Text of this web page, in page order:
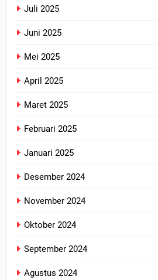
Juli 2025
Juni 2025
Mei 2025
April 2025
Maret 2025
Februari 2025
Januari 2025
Desember 2024
November 2024
Oktober 2024
September 2024
Agustus 2024